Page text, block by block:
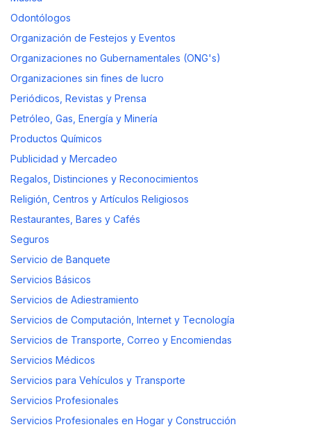
Odontólogos
Organización de Festejos y Eventos
Organizaciones no Gubernamentales (ONG's)
Organizaciones sin fines de lucro
Periódicos, Revistas y Prensa
Petróleo, Gas, Energía y Minería
Productos Químicos
Publicidad y Mercadeo
Regalos, Distinciones y Reconocimientos
Religión, Centros y Artículos Religiosos
Restaurantes, Bares y Cafés
Seguros
Servicio de Banquete
Servicios Básicos
Servicios de Adiestramiento
Servicios de Computación, Internet y Tecnología
Servicios de Transporte, Correo y Encomiendas
Servicios Médicos
Servicios para Vehículos y Transporte
Servicios Profesionales
Servicios Profesionales en Hogar y Construcción